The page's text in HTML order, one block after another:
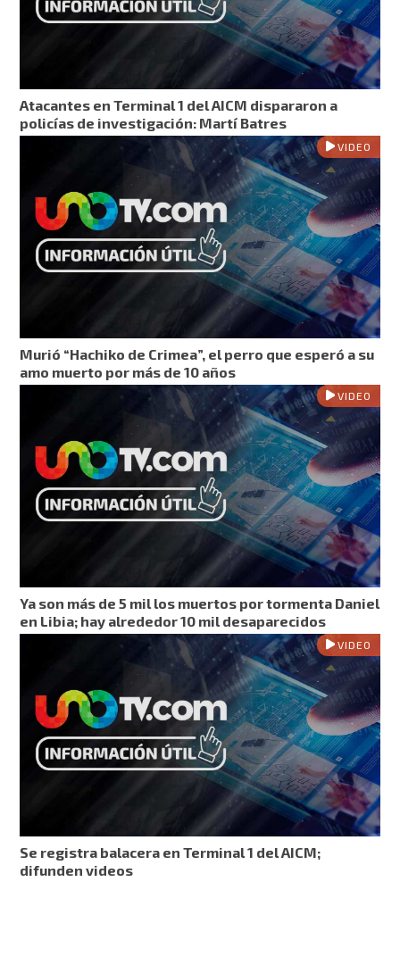
Atacantes en Terminal 1 del AICM dispararon a
policías de investigación: Martí Batres
VIDEO
Murió “Hachiko de Crimea”, el perro que esperó a su
amo muerto por más de 10 años
VIDEO
Ya son más de 5 mil los muertos por tormenta Daniel
en Libia; hay alrededor 10 mil desaparecidos
VIDEO
Se registra balacera en Terminal 1 del AICM;
difunden videos